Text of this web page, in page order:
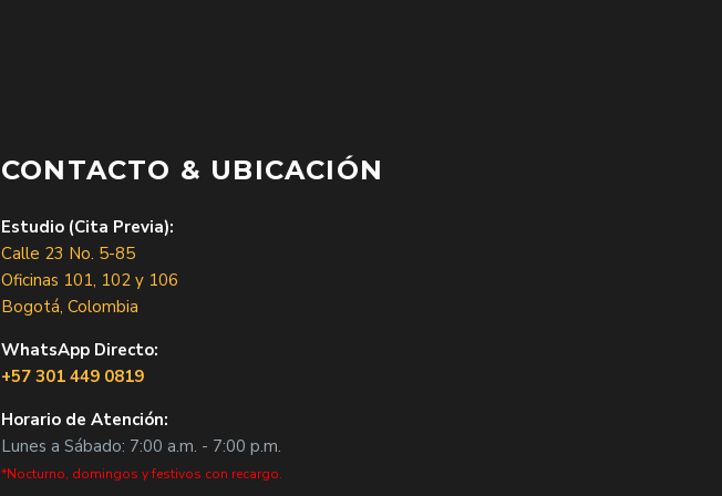
CONTACTO & UBICACIÓN
Estudio (Cita Previa):
Calle 23 No. 5-85
Oficinas 101, 102 y 106
Bogotá, Colombia
WhatsApp Directo:
+57 301 449 0819
Horario de Atención:
Lunes a Sábado: 7:00 a.m. - 7:00 p.m.
*Nocturno, domingos y festivos con recargo.